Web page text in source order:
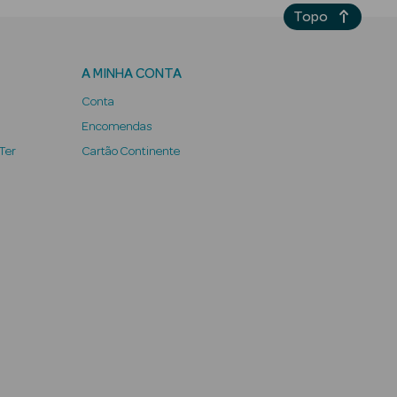
A MINHA CONTA
Conta
Encomendas
Cartão Continente
Topo